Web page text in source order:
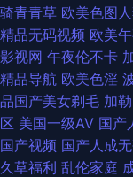
片 后入丰满少妇 久久
色图欧洲无码 97操逼
类 人妖丝袜脚 婷婷春
韩免费肏屄 91夫妻交
骑青青草 欧美色图
精品无码视频 欧美
影视网 午夜伦不卡
精品导航 欧美色淫
品国产美女剃毛 加
区 美国一级AV 国产
国产视频 国产人成
久草福利 乱伦家庭